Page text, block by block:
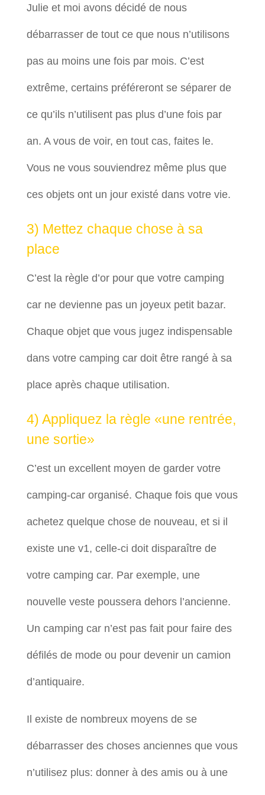
Julie et moi avons décidé de nous
débarrasser de tout ce que nous n’utilisons
pas au moins une fois par mois. C’est
extrême, certains préféreront se séparer de
ce qu’ils n’utilisent pas plus d’une fois par
an. A vous de voir, en tout cas, faites le.
Vous ne vous souviendrez même plus que
ces objets ont un jour existé dans votre vie.
3) Mettez chaque chose à sa
place
C’est la règle d’or pour que votre camping
car ne devienne pas un joyeux petit bazar.
Chaque objet que vous jugez indispensable
dans votre camping car doit être rangé à sa
place après chaque utilisation.
4) Appliquez la règle «une rentrée,
une sortie»
C’est un excellent moyen de garder votre
camping-car organisé. Chaque fois que vous
achetez quelque chose de nouveau, et si il
existe une v1, celle-ci doit disparaître de
votre camping car. Par exemple, une
nouvelle veste poussera dehors l’ancienne.
Un camping car n’est pas fait pour faire des
défilés de mode ou pour devenir un camion
d’antiquaire.
Il existe de nombreux moyens de se
débarrasser des choses anciennes que vous
n’utilisez plus: donner à des amis ou à une